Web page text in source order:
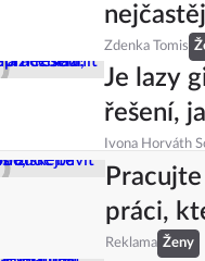
Zdenka Tomis
Je lazy
řešení,
Ivona Horváth
práci,
Reklama Ženy